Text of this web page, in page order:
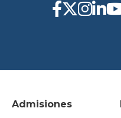
Admisiones